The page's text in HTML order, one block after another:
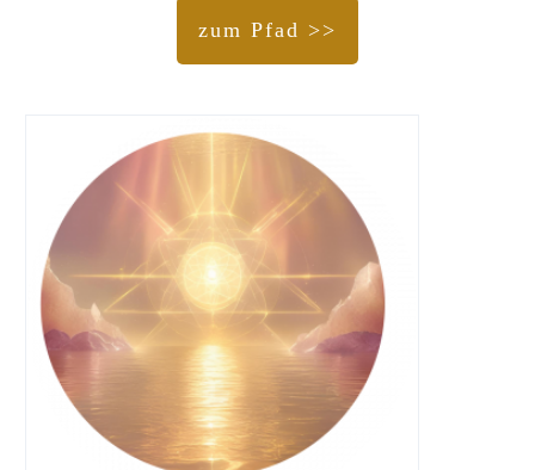
zum Pfad >>